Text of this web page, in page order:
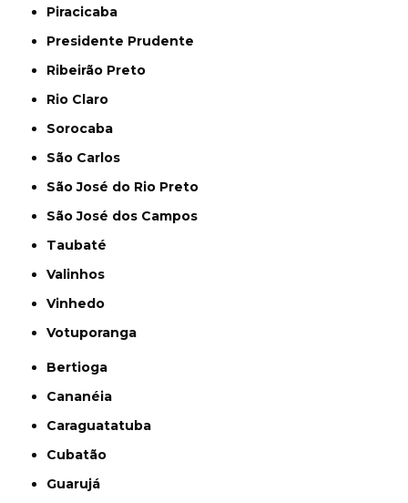
Piracicaba
Presidente Prudente
Ribeirão Preto
Rio Claro
Sorocaba
São Carlos
São José do Rio Preto
São José dos Campos
Taubaté
Valinhos
Vinhedo
Votuporanga
Bertioga
Cananéia
Caraguatatuba
Cubatão
Guarujá